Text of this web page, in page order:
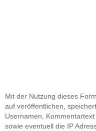
Mit der Nutzung dieses
auf veröffentlichen,
Usernamen,
sowie eventuell die IP